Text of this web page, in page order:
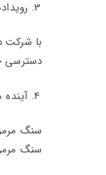
دسترسی
سنگ